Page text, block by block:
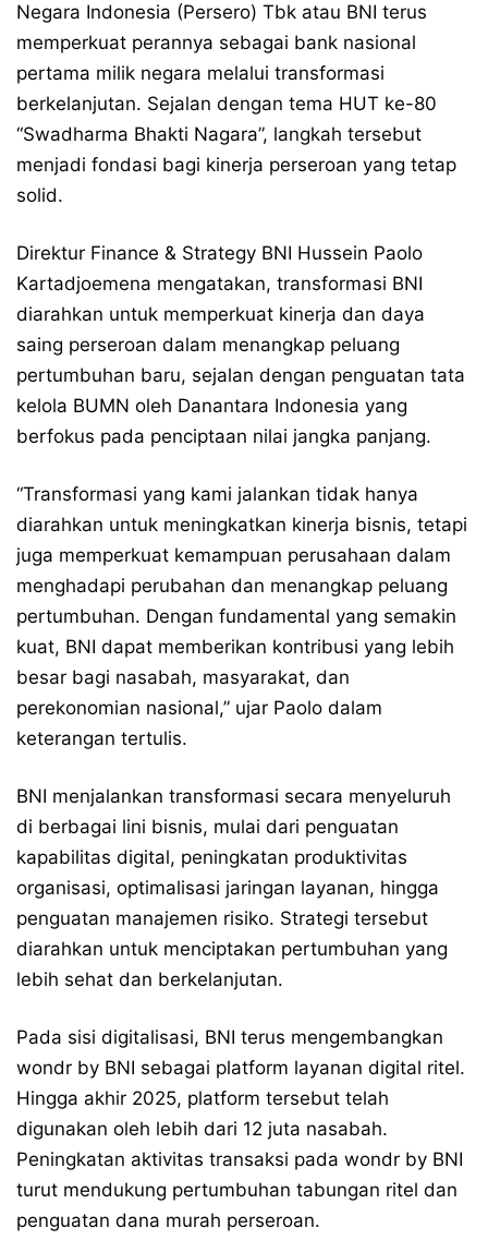
Negara Indonesia (Persero) Tbk atau BNI terus
memperkuat perannya sebagai bank nasional
pertama milik negara melalui transformasi
berkelanjutan. Sejalan dengan tema HUT ke-80
“Swadharma Bhakti Nagara”, langkah tersebut
menjadi fondasi bagi kinerja perseroan yang tetap
solid.
Direktur Finance & Strategy BNI Hussein Paolo
Kartadjoemena mengatakan, transformasi BNI
diarahkan untuk memperkuat kinerja dan daya
saing perseroan dalam menangkap peluang
pertumbuhan baru, sejalan dengan penguatan tata
kelola BUMN oleh Danantara Indonesia yang
berfokus pada penciptaan nilai jangka panjang.
“Transformasi yang kami jalankan tidak hanya
diarahkan untuk meningkatkan kinerja bisnis, tetapi
juga memperkuat kemampuan perusahaan dalam
menghadapi perubahan dan menangkap peluang
pertumbuhan. Dengan fundamental yang semakin
kuat, BNI dapat memberikan kontribusi yang lebih
besar bagi nasabah, masyarakat, dan
perekonomian nasional,” ujar Paolo dalam
keterangan tertulis.
BNI menjalankan transformasi secara menyeluruh
di berbagai lini bisnis, mulai dari penguatan
kapabilitas digital, peningkatan produktivitas
organisasi, optimalisasi jaringan layanan, hingga
penguatan manajemen risiko. Strategi tersebut
diarahkan untuk menciptakan pertumbuhan yang
lebih sehat dan berkelanjutan.
Pada sisi digitalisasi, BNI terus mengembangkan
wondr by BNI sebagai platform layanan digital ritel.
Hingga akhir 2025, platform tersebut telah
digunakan oleh lebih dari 12 juta nasabah.
Peningkatan aktivitas transaksi pada wondr by BNI
turut mendukung pertumbuhan tabungan ritel dan
penguatan dana murah perseroan.